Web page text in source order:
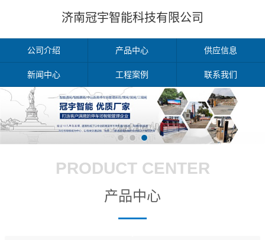
济南冠宇智能科技有限公司
公司介绍 产品中心 供应信息
新闻中心 工程案例 联系我们
PRODUCT CENTER
产品中心